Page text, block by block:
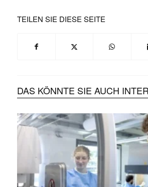
TEILEN SIE DIESE SEITE
DAS KÖNNTE SIE AUCH